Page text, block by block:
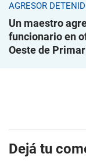
AGRESOR
Un maestro
funcionario en
Oeste de
Dejá tu